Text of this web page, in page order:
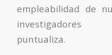
empleabilidad de
investigadores
puntualiza.